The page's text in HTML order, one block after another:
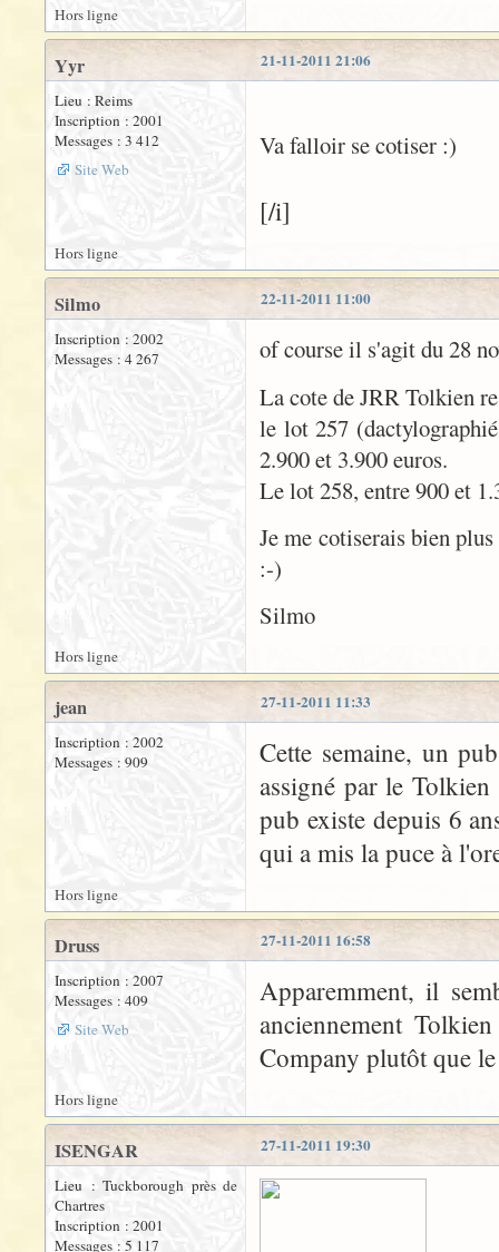
Hors ligne
21-11-2011 21:06
Yyr
Lieu : Reims
Inscription : 2001
Messages : 3 412
Site Web
Va falloir se cotiser :)
[/i]
Hors ligne
22-11-2011 11:00
Silmo
Inscription : 2002
Messages : 4 267
of course il s'agit du 28
La cote de JRR Tolkien
le lot 257
2.900 et 3.900 euros.
Le lot 258, entre 900 et
Je me cotiserais bien
:-)
Silmo
Hors ligne
27-11-2011 11:33
jean
Inscription : 2002
Messages : 909
Cette semaine, un
assigné par le
pub existe depuis 6
qui a mis la puce à
Hors ligne
27-11-2011 16:58
Druss
Inscription : 2007
Messages : 409
Site Web
Apparemment, il
anciennement
Company plutôt que
Hors ligne
27-11-2011 19:30
ISENGAR
Lieu : Tuckborough près de
Chartres
Inscription : 2001
Messages : 5 117